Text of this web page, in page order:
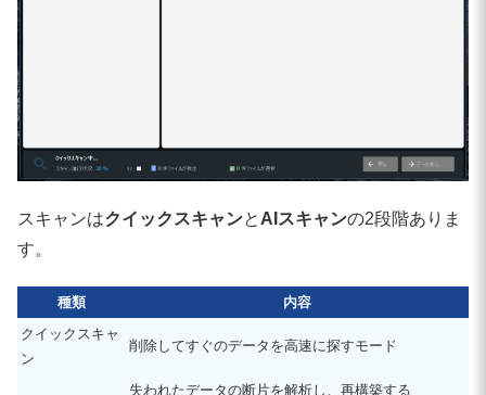
スキャンはクイックスキャンと AIスキャンの2段階ありま
す。
種類
内容
クイックスキャ
ン
削除してすぐのデータを高速に探すモード
失われたデータの断片を解析し、再構築する